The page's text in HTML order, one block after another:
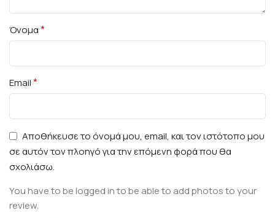
Όνομα*
Email*
Αποθήκευσε το όνομά μου, email, και τον ιστότοπο μου
σε αυτόν τον πλοηγό για την επόμενη φορά που θα
σχολιάσω.
You have to be logged in to be able to add photos to your
review.